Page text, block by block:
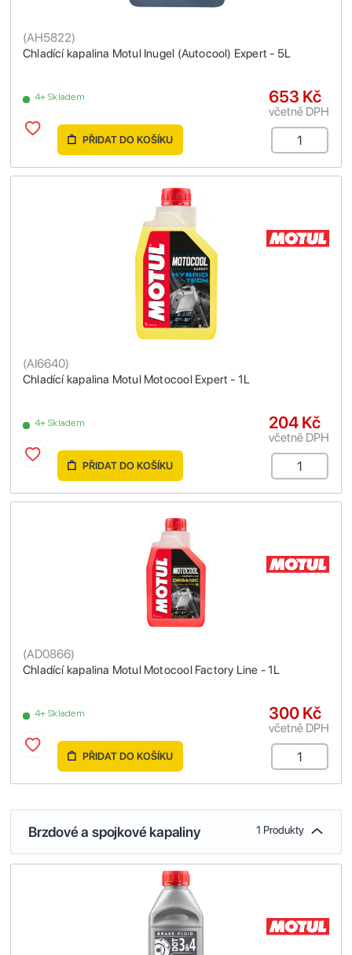
Chladící kapalina Motul Inugel (Autocool) Expert - 5L
(AH5822)
4+ Skladem 653 Kč
včetně DPH
PŘIDAT DO KOŠÍKU
Chladící kapalina Motul Motocool Expert - 1L
(AI6640)
4+ Skladem 204 Kč
včetně DPH
PŘIDAT DO KOŠÍKU
Chladící kapalina Motul Motocool Factory Line - 1L
(AD0866)
4+ Skladem 300 Kč
včetně DPH
PŘIDAT DO KOŠÍKU
Brzdové a spojkové kapaliny 1 Produkty